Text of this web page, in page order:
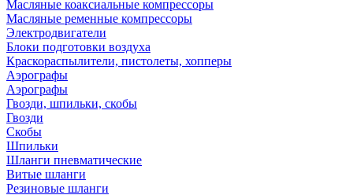
Масляные коаксиальные компрессоры
Масляные ременные компрессоры
Электродвигатели
Блоки подготовки воздуха
Краскораспылители, пистолеты, хопперы
Аэрографы
Аэрографы
Гвозди, шпильки, скобы
Гвозди
Скобы
Шпильки
Шланги пневматические
Витые шланги
Резиновые шланги